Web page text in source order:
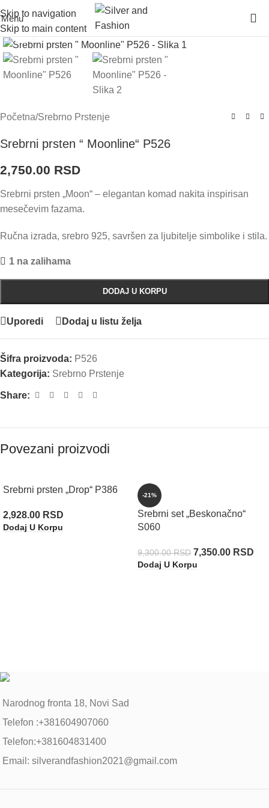
Skip to navigation
Skip to main content
Menu
Click to enlarge
Početna/Srebrno Prstenje
Srebrni prsten “ Moonline“ P526
2,750.00 RSD
Srebrni prsten „Moon“ – elegantan komad nakita inspirisan
mesečevim fazama.
Ručna izrada, srebro 925, savršen za ljubitelje simbolike i stila.
1 na zalihama
DODAJ U KORPU
Uporedi Dodaj u listu želja
Šifra proizvoda: P526
Kategorija: Srebrno Prstenje
Share:
Povezani proizvodi
Srebrni prsten „Drop“ P386
2,928.00 RSD
Dodaj U Korpu
-21%
Srebrni set „Beskonačno“
S060
9,300.00RSD 7,350.00 RSD
Dodaj U Korpu
Narodnog fronta 18, Novi Sad
Telefon :+381604907060
Telefon:+381604831400
Email: silverandfashion2021@gmail.com